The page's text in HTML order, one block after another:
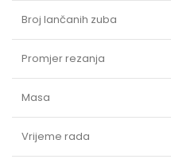
Broj lančanih zuba
Promjer rezanja
Masa
Vrijeme rada